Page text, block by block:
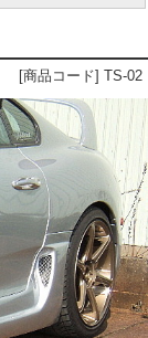
[商品コード] TS-02